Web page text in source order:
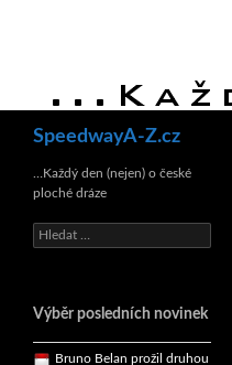
SpeedwayA-Z.cz
…Každý den (nejen) o české
ploché dráze
Vyhledávání
Výběr posledních novinek
Bruno Belan se radoval z
triumfu na domácí dráze!
Andy Appleton obhájil
Reprezentační dvojice
překvapeními!
Bruno Belan prožil druhou